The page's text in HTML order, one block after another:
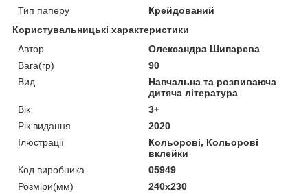
Тип паперу
Крейдований
Користувальницькі характеристики
Автор
Олександра Шипарєва
Вага(гр)
90
Вид
Навчальна та розвиваюча
дитяча література
Вік
3+
Рік видання
2020
Ілюстрації
Кольорові, Кольорові
вклейки
Код виробника
05949
Розміри(мм)
240х230